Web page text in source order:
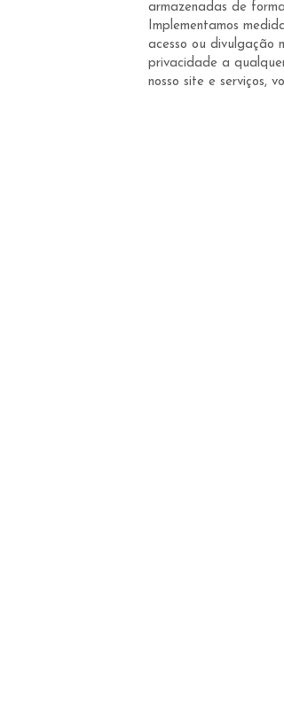
armazenadas de
Implementamos
acesso ou divulgação
privacidade a
nosso site e serviços,